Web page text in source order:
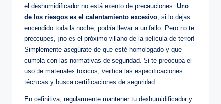
el⁢ deshumidificador ⁤no está exento de precauciones. Uno
de los riesgos es el calentamiento excesivo; si lo​ dejas
encendido⁣ toda la noche, podría llevar ⁣a un fallo.‍ Pero⁤ no te
preocupes, ¡no⁢ es ⁣el próximo​ villano de la ⁤película ⁤de terror!
Simplemente asegúrate de⁣ que esté homologado y que
⁣cumpla con ⁢las normativas de seguridad. ⁤Si te preocupa el
uso ‌de‍ materiales​ tóxicos, verifica las ⁤especificaciones
técnicas⁣ y busca certificaciones de seguridad.
En ⁢definitiva, regularmente mantener tu deshumidificador y